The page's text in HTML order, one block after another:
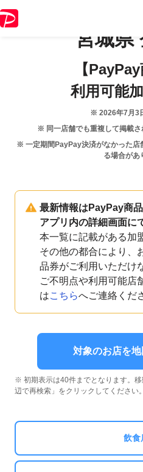
宮城県
【
利用可能
※ 2026年7月3
※ 同一店舗でも重複して掲載さ
※ 一定期間PayPay決済がなかった店
る場合があ
最新情報はPayPay商
アプリ内の詳細画面に
本一覧に記載がある加
その他の都合により、
品券がご利用いただけ
ご不明点や利用可能店
はこちらへご連絡くだ
対象のお店を
※ 初期表示は40件までとなります。
辺で再検索」をクリックしてください。
飲食